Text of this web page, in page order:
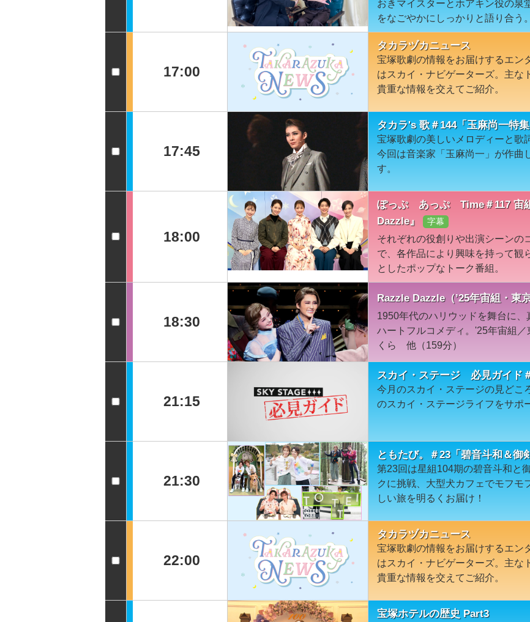
おきマイスターとホアキン役の泉
をなごやかにしっかりと語り合う。
17:00
タカラヅカニュース
宝塚歌劇の情報をお届けするエン
はスカイ・ナビゲーターズ。主な
貴重な情報を交えてご紹介。
17:45
タカラ's 歌＃144「玉麻尚一特集
宝塚歌劇の美しいメロディーと歌
今回は音楽家「玉麻尚一」が作曲
す。
18:00
ぽっぷ あっぷ Time＃117 宙
Dazzle』
字幕
それぞれの役創りや出演シーンの
で、各作品により興味を持って観
としたポップなトーク番組。
18:30
Razzle Dazzle（’25年宙組・東
1950年代のハリウッドを舞台に
ハートフルコメディ。'25年宙組
くら 他（159分）
21:15
スカイ・ステージ 必見ガイド
今月のスカイ・ステージの見どこ
のスカイ・ステージライフをサポ
21:30
ともたび。＃23「碧音斗和＆御
第23回は星組104期の碧音斗和と
クに挑戦、大型犬カフェでモフモ
しい旅を明るくお届け！
22:00
タカラヅカニュース
宝塚歌劇の情報をお届けするエン
はスカイ・ナビゲーターズ。主な
貴重な情報を交えてご紹介。
宝塚ホテルの歴史 Part3